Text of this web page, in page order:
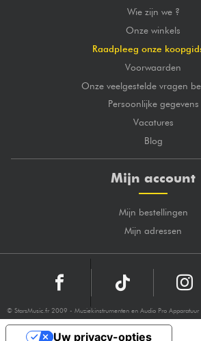
Wie zijn we ?
Onze winkels
Raadpleeg onze
Voorwaarden
Onze veelgestelde vragen
Persoonlijke gegevens
Vacatures
Blog
Mijn account
Mijn bestellingen
Mijn adressen
© StarsMusic.fr 2009 - Muziekinstrumenten en Audio Pro Apparatuur
Uw privacy-opties